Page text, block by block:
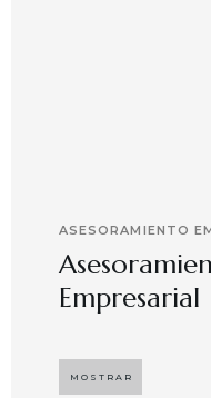
ASESORAMIENTO
Empresarial
desarrollar el
capital humano en
MOSTRAR